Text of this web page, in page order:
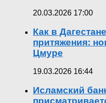
20.03.2026 17:00
Как в
притяжения:
Цмуре
19.03.2026 16:44
Исламский